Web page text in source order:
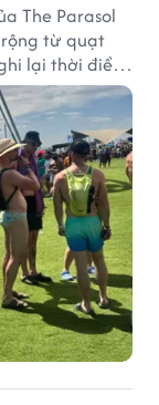
The Parasol
rộng từ quạt
lại thời điểm
dần vượt khỏi